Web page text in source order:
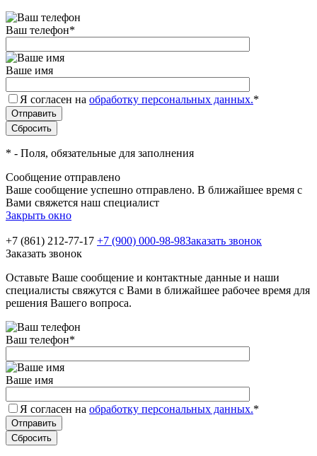
Ваш телефон*
Ваше имя
Я согласен на обработку персональных данных.*
* - Поля, обязательные для заполнения
Сообщение отправлено
Ваше сообщение успешно отправлено. В ближайшее время с
Вами свяжется наш специалист
Закрыть окно
+7 (861) 212-77-17 +7 (900) 000-98-98Заказать звонок
Заказать звонок
Оставьте Ваше сообщение и контактные данные и наши
специалисты свяжутся с Вами в ближайшее рабочее время для
решения Вашего вопроса.
Ваш телефон*
Ваше имя
Я согласен на обработку персональных данных.*